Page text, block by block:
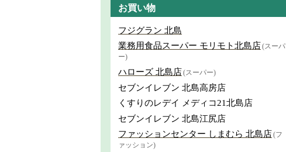
お買い物
フジグラン 北島
業務用食品スーパー モリモト北島店(スーパ
ー)
ハローズ 北島店(スーパー)
セブンイレブン 北島高房店
くすりのレデイ メディコ21北島店
セブンイレブン 北島江尻店
ファッションセンター しまむら 北島店(フ
ァッション)